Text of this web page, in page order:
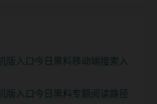
版入口今日黑料移动端搜索入
版入口今日黑料专题阅读路径